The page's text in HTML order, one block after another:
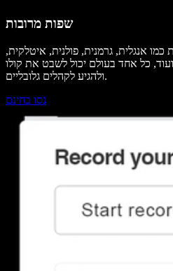
שפות מרובות
אנגלית, גרמנית, פולנית, איטלקית,
ועוד, כל אחד בעולם יכול לשבט את קולו
ולהגיע לקהלים גלובליים.
נסו בחינם